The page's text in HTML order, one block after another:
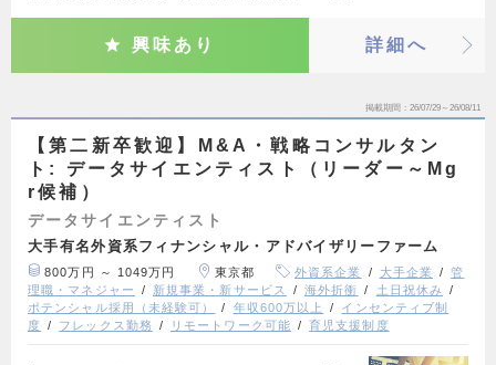
興味あり 詳細へ
掲載期間 26/07/29～26/08/11
【第二新卒歓迎】M&A・戦略コンサルタン
ト: データサイエンティスト（リーダー～Mg
r候補）
データサイエンティスト
大手有名外資系フィナンシャル・アドバイザリーファーム
800万円 ～ 1049万円 東京都 外資系企業 大手企業
管
理職・マネジャー
新規事業・新サービス 海外折衝
土日祝休み
ポテンシャル採用（未経験可）
年収600万以上
インセンティブ制
度
フレックス勤務 リモートワーク可能 育児支援制度